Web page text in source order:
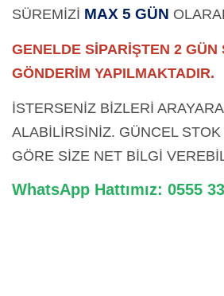
SÜREMİZİ MAX 5 GÜN
GENELDE SİPARİŞTEN 2 GÜN
GÖNDERİM YAPILMAKTADIR.
İSTERSENİZ BİZLERİ
ALABİLİRSİNİZ. GÜNCEL
GÖRE SİZE NET BİLGİ
WhatsApp Hattımız: 0555